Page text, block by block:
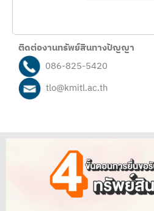
ติดต่องานทรัพย์สินทางปัญญา
086-825-5420
tlo@kmitl.ac.th